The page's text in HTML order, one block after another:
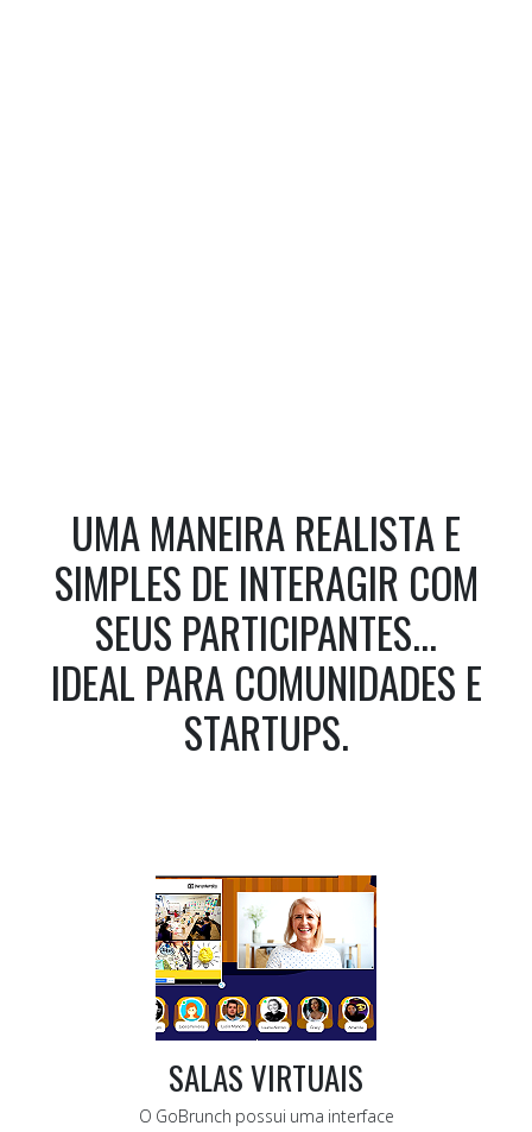
UMA MANEIRA REALISTA E
SIMPLES DE INTERAGIR COM
SEUS PARTICIPANTES...
IDEAL PARA COMUNIDADES E
STARTUPS.
SALAS VIRTUAIS
O GoBrunch possui uma interface